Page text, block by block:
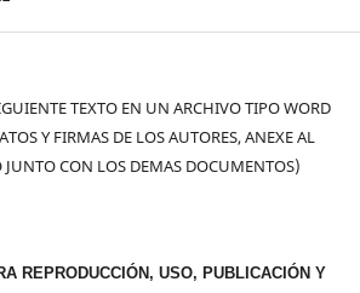
TEXTO EN UN ARCHIVO TIPO WORD
Y FIRMAS DE LOS AUTORES, ANEXE AL
JUNTO CON LOS DEMAS DOCUMENTOS)
REPRODUCCIÓN, USO, PUBLICACIÓN Y